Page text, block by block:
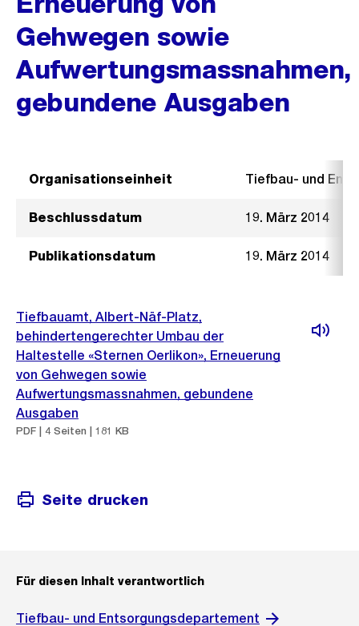
Gehwegen sowie
Aufwertungsmassnahmen,
gebundene Ausgaben
Organisationseinheit Tiefbau- und
Beschlussdatum 19. März 2014
Publikationsdatum 19. März 2014
Tiefbauamt, Albert-Näf-Platz,
behindertengerechter Umbau der
Haltestelle «Sternen Oerlikon», Erneuerung
von Gehwegen sowie
Aufwertungsmassnahmen, gebundene
Ausgaben
PDF | 4 Seiten | 181 KB
Seite drucken
Für diesen Inhalt verantwortlich
Tiefbau- und Entsorgungsdepartement